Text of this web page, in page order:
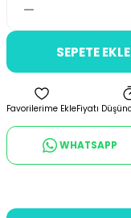
SEPETE EKLE
Fiyatı
WHATSAPP